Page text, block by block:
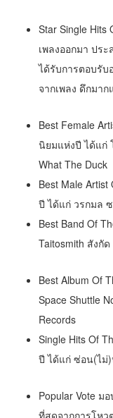
Star Single
เพลงออกมา ปร
ได้รับการตอบรับ
จากเพลง ดึกมาก
Best Female
นิยมแห่งปี ได้แก่
What The Duck
Best Male
ปี ได้แก่ วรกมล
Best Band Of
Taitosmith สังกั
Best Album Of
Space Shuttle
Records
Single Hits Of
ปี ได้แก่ ซ่อน(ไม่
Popular Vote ม
ที่สุดจากการโหว